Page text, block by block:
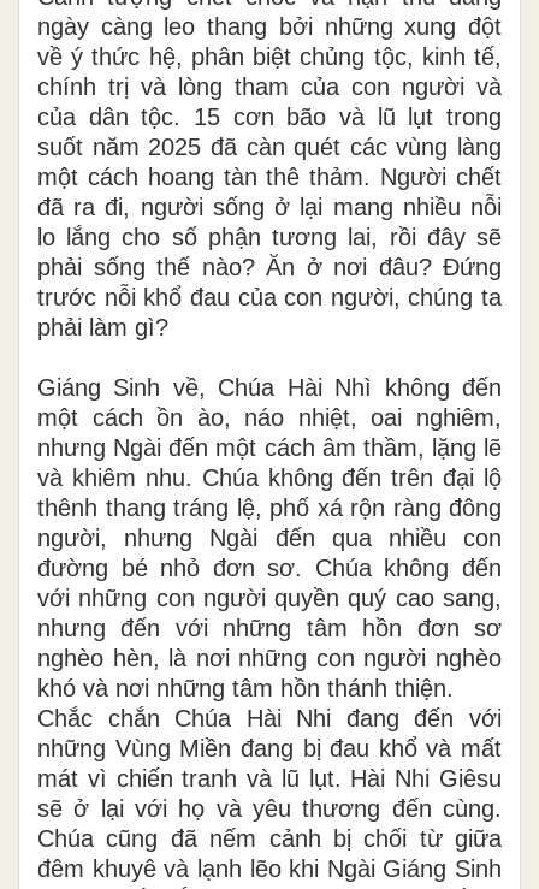
ngày càng leo thang bởi những xung đột
về ý thức hệ, phân biệt chủng tộc, kinh tế,
chính trị và lòng tham của con người và
của dân tộc. 15 cơn bão và lũ lụt trong
suốt năm 2025 đã càn quét các vùng làng
một cách hoang tàn thê thảm. Người chết
đã ra đi, người sống ở lại mang nhiều nỗi
lo lắng cho số phận tương lai, rồi đây sẽ
phải sống thế nào? Ăn ở nơi đâu? Đứng
trước nỗi khổ đau của con người, chúng ta
phải làm gì?
Giáng Sinh về, Chúa Hài Nhì không đến
một cách ồn ào, náo nhiệt, oai nghiêm,
nhưng Ngài đến một cách âm thầm, lặng lẽ
và khiêm nhu. Chúa không đến trên đại lộ
thênh thang tráng lệ, phố xá rộn ràng đông
người, nhưng Ngài đến qua nhiều con
đường bé nhỏ đơn sơ. Chúa không đến
với những con người quyền quý cao sang,
nhưng đến với những tâm hồn đơn sơ
nghèo hèn, là nơi những con người nghèo
khó và nơi những tâm hồn thánh thiện.
Chắc chắn Chúa Hài Nhi đang đến với
những Vùng Miền đang bị đau khổ và mất
mát vì chiến tranh và lũ lụt. Hài Nhi Giêsu
sẽ ở lại với họ và yêu thương đến cùng.
Chúa cũng đã nếm cảnh bị chối từ giữa
đêm khuyê và lạnh lẽo khi Ngài Giáng Sinh